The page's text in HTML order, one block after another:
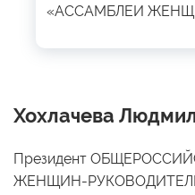
«АССАМБЛЕИ
Хохлачева
Президент
ЖЕНЩИН-